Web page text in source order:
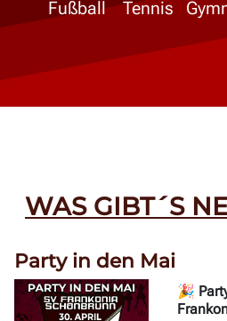
Fußball Tennis
WAS GIBT´S
Party in den Mai
🎉